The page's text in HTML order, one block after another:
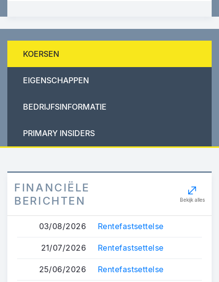
KOERSEN
EIGENSCHAPPEN
BEDRIJFSINFORMATIE
PRIMARY INSIDERS
FINANCIËLE
BERICHTEN
Bekijk alles
03/08/2026 Rentefastsettelse
21/07/2026 Rentefastsettelse
25/06/2026 Rentefastsettelse